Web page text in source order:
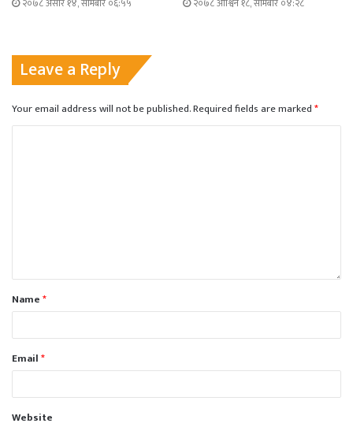
Leave a Reply
Your email address will not be published.Required fields are marked*
Name*
Email*
Website